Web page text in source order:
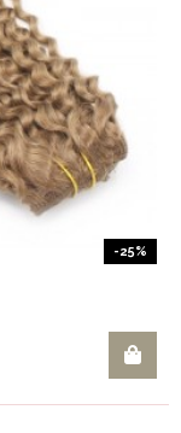
-25%